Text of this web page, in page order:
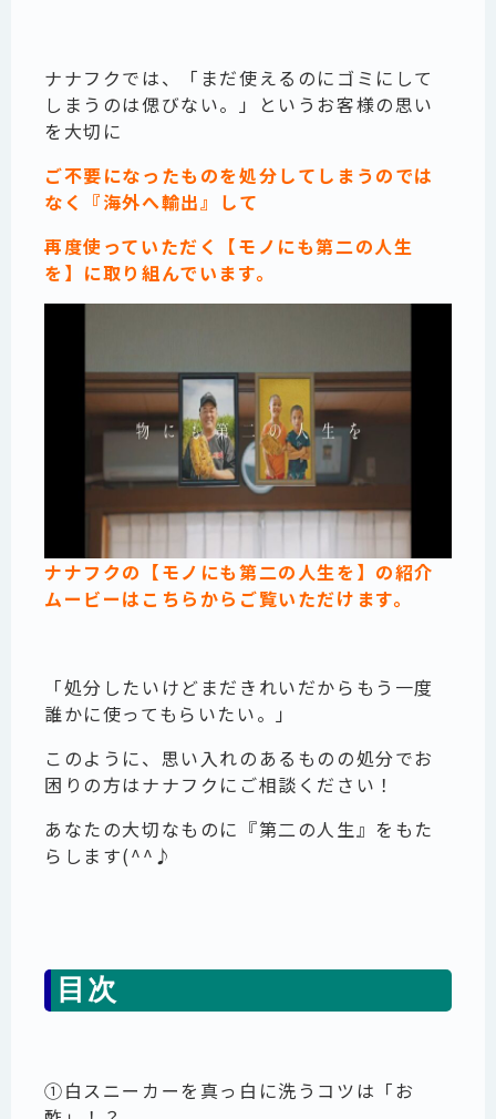
ナナフクでは、「まだ使えるのにゴミにして
しまうのは偲びない。」というお客様の思い
を大切に
ご不要になったものを処分してしまうのでは
なく『海外へ輸出』して
再度使っていただく
【モノにも第二の人生
を】に取り組んでいます。
ナナフクの【モノにも第二の人生を】の紹介
ムービーはこちらからご覧いただけます。
「処分したいけどまだきれいだからもう一度
誰かに使ってもらいたい。」
このように、思い入れのあるものの処分でお
困りの方はナナフクにご相談ください！
あなたの大切なものに『第二の人生』をもた
らします(^^♪
目次
①白スニーカーを真っ白に洗うコツは「お